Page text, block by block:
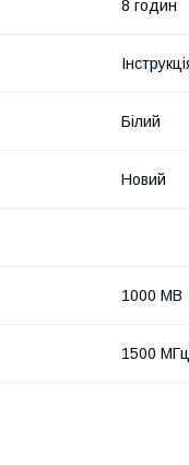
8 годин
Білий
Новий
1000 MB
1500 МГц